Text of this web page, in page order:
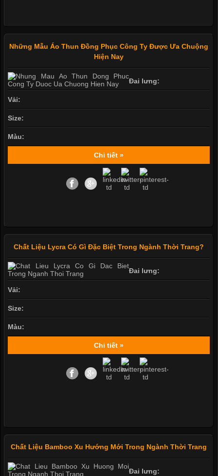
Những Mẫu Áo Thun Đồng Phục Công Ty Được Ưa Chuộng
Hiện Nay
Đai lưng:
Vải:
Size:
Màu:
Chi tiết »
Chất Liệu Lycra Có Gì Đặc Biệt Trong Ngành Thời Trang?
Đai lưng:
Vải:
Size:
Màu:
Chi tiết »
Chất Liệu Bamboo Xu Hướng Mới Trong Ngành Thời Trang
Đai lưng: